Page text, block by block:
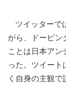
ツイッターで
がら、ドーピン
ことは日本アン
った。ツイート
く自身の主観